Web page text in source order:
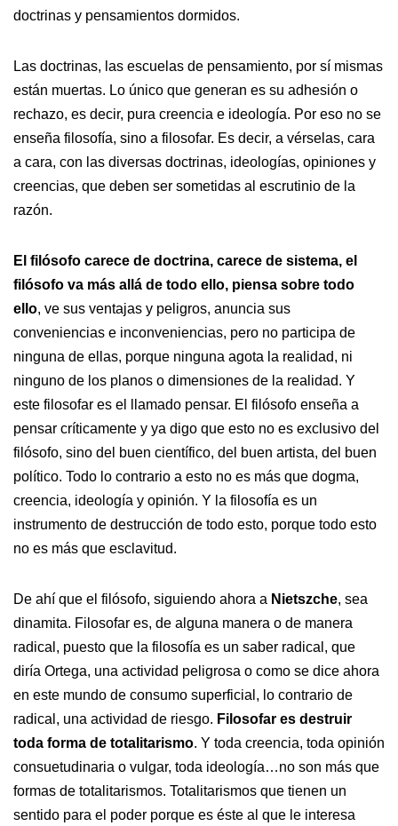
doctrinas y pensamientos dormidos.
Las doctrinas, las escuelas de pensamiento, por sí mismas
están muertas. Lo único que generan es su adhesión o
rechazo, es decir, pura creencia e ideología. Por eso no se
enseña filosofía, sino a filosofar. Es decir, a vérselas, cara
a cara, con las diversas doctrinas, ideologías, opiniones y
creencias, que deben ser sometidas al escrutinio de la
razón.
El filósofo carece de doctrina, carece de sistema, el
filósofo va más allá de todo ello, piensa sobre todo
ello, ve sus ventajas y peligros, anuncia sus
conveniencias e inconveniencias, pero no participa de
ninguna de ellas, porque ninguna agota la realidad, ni
ninguno de los planos o dimensiones de la realidad. Y
este filosofar es el llamado pensar. El filósofo enseña a
pensar críticamente y ya digo que esto no es exclusivo del
filósofo, sino del buen científico, del buen artista, del buen
político. Todo lo contrario a esto no es más que dogma,
creencia, ideología y opinión. Y la filosofía es un
instrumento de destrucción de todo esto, porque todo esto
no es más que esclavitud.
De ahí que el filósofo, siguiendo ahora a Nietszche, sea
dinamita. Filosofar es, de alguna manera o de manera
radical, puesto que la filosofía es un saber radical, que
diría Ortega, una actividad peligrosa o como se dice ahora
en este mundo de consumo superficial, lo contrario de
radical, una actividad de riesgo. Filosofar es destruir
toda forma de totalitarismo. Y toda creencia, toda opinión
consuetudinaria o vulgar, toda ideología…no son más que
formas de totalitarismos. Totalitarismos que tienen un
sentido para el poder porque es éste al que le interesa